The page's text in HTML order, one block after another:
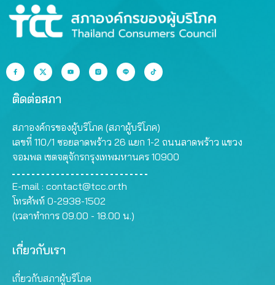
ติดต่อสภา
สภาองค์กรของผู้บริโภค (สภาผู้บริโภค)
เลขที่ 110/1 ซอยลาดพร้าว 26 แยก 1-2 ถนนลาดพร้าว แขวง
จอมพล เขตจตุจักรกรุงเทพมหานคร 10900
E-mail : contact@tcc.or.th
โทรศัพท์ 0-2938-1502
(เวลาทำการ 09.00 - 18.00 น.)
เกี่ยวกับเรา
เกี่ยวกับสภาผู้บริโภค